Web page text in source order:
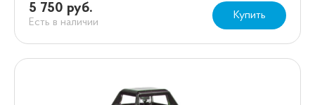
5 750 руб.
Есть в наличии
Купить